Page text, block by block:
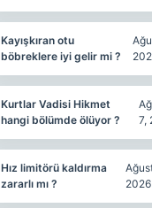
Kayışkıran otu
böbreklere iyi gelir mi ?
Kurtlar Vadisi Hikmet
hangi bölümde ölüyor ?
7,
Hız limitörü kaldırma
zararlı mı ?
2026